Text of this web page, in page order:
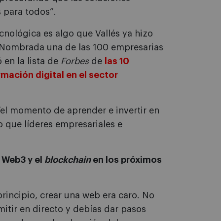
todos”.
es algo que Vallés ya hizo
una de las 100 empresarias
en la lista de Forbesde
las 10
digital en el sector
momento de aprender e invertir en
que líderes empresariales e
y el blockchainen los próximos
crear una web era caro. No
en directo y debías dar pasos